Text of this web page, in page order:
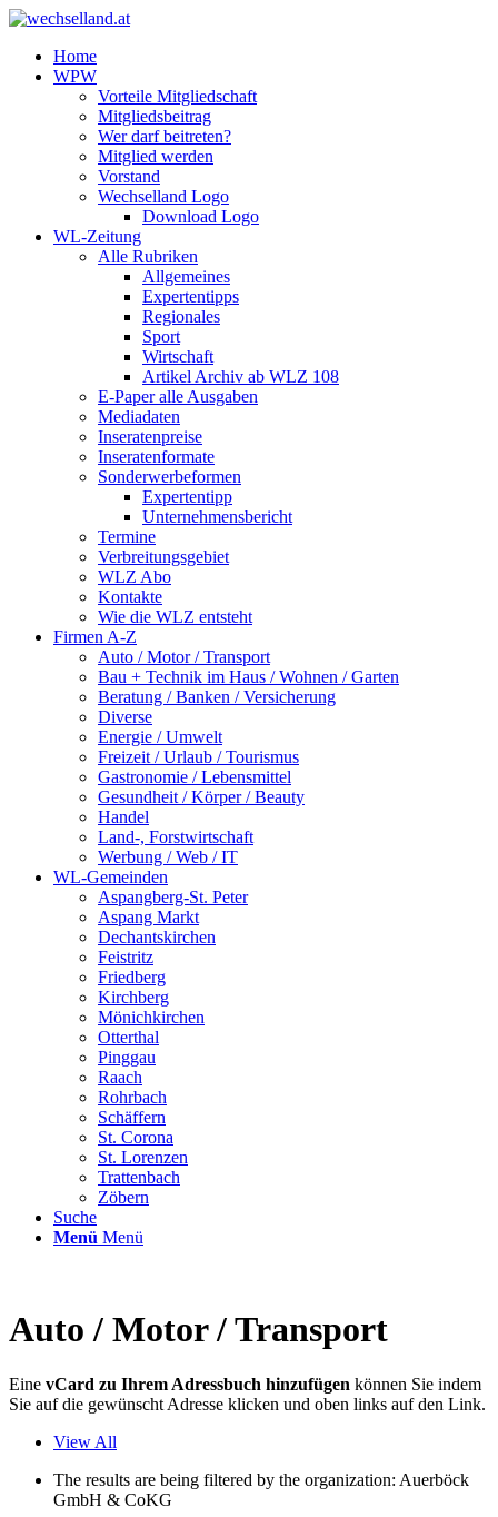
Home
WPW
Vorteile Mitgliedschaft
Mitgliedsbeitrag
Wer darf beitreten?
Mitglied werden
Vorstand
Wechselland Logo
Download Logo
WL-Zeitung
Alle Rubriken
Allgemeines
Expertentipps
Regionales
Sport
Wirtschaft
Artikel Archiv ab WLZ 108
E-Paper alle Ausgaben
Mediadaten
Inseratenpreise
Inseratenformate
Sonderwerbeformen
Expertentipp
Unternehmensbericht
Termine
Verbreitungsgebiet
WLZ Abo
Kontakte
Wie die WLZ entsteht
Firmen A-Z
Auto / Motor / Transport
Bau + Technik im Haus / Wohnen / Garten
Beratung / Banken / Versicherung
Diverse
Energie / Umwelt
Freizeit / Urlaub / Tourismus
Gastronomie / Lebensmittel
Gesundheit / Körper / Beauty
Handel
Land-, Forstwirtschaft
Werbung / Web / IT
WL-Gemeinden
Aspangberg-St. Peter
Aspang Markt
Dechantskirchen
Feistritz
Friedberg
Kirchberg
Mönichkirchen
Otterthal
Pinggau
Raach
Rohrbach
Schäffern
St. Corona
St. Lorenzen
Trattenbach
Zöbern
Suche
Menü Menü
Auto / Motor / Transport
Eine vCard zu Ihrem Adressbuch hinzufügen können Sie indem
Sie auf die gewünscht Adresse klicken und oben links auf den Link.
View All
The results are being filtered by the organization: Auerböck
GmbH & CoKG